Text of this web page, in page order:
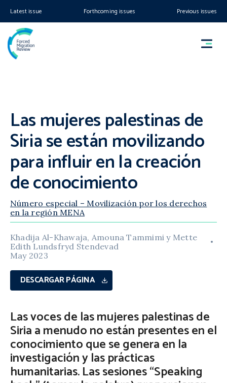
Latest issue Forthcoming issues Previous issues
Las mujeres palestinas de
Siria se están movilizando
para influir en la creación
de conocimiento
Número especial – Movilización por los derechos
en la región MENA
Khadija Al-Khawaja, Amouna Tammimi y Mette
Edith Lundsfryd Stendevad
May 2023
DESCARGAR PÁGINA
Las voces de las mujeres palestinas de
Siria a menudo no están presentes en el
conocimiento que se genera en la
investigación y las prácticas
humanitarias. Las sesiones “Speaking